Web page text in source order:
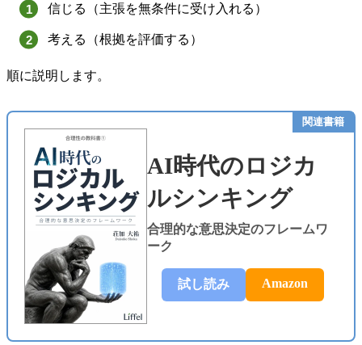
信じる（主張を無条件に受け入れる）
考える（根拠を評価する）
順に説明します。
関連書籍
AI時代のロジカ
ルシンキング
合理的な意思決定のフレームワ
ーク
試し読み Amazon